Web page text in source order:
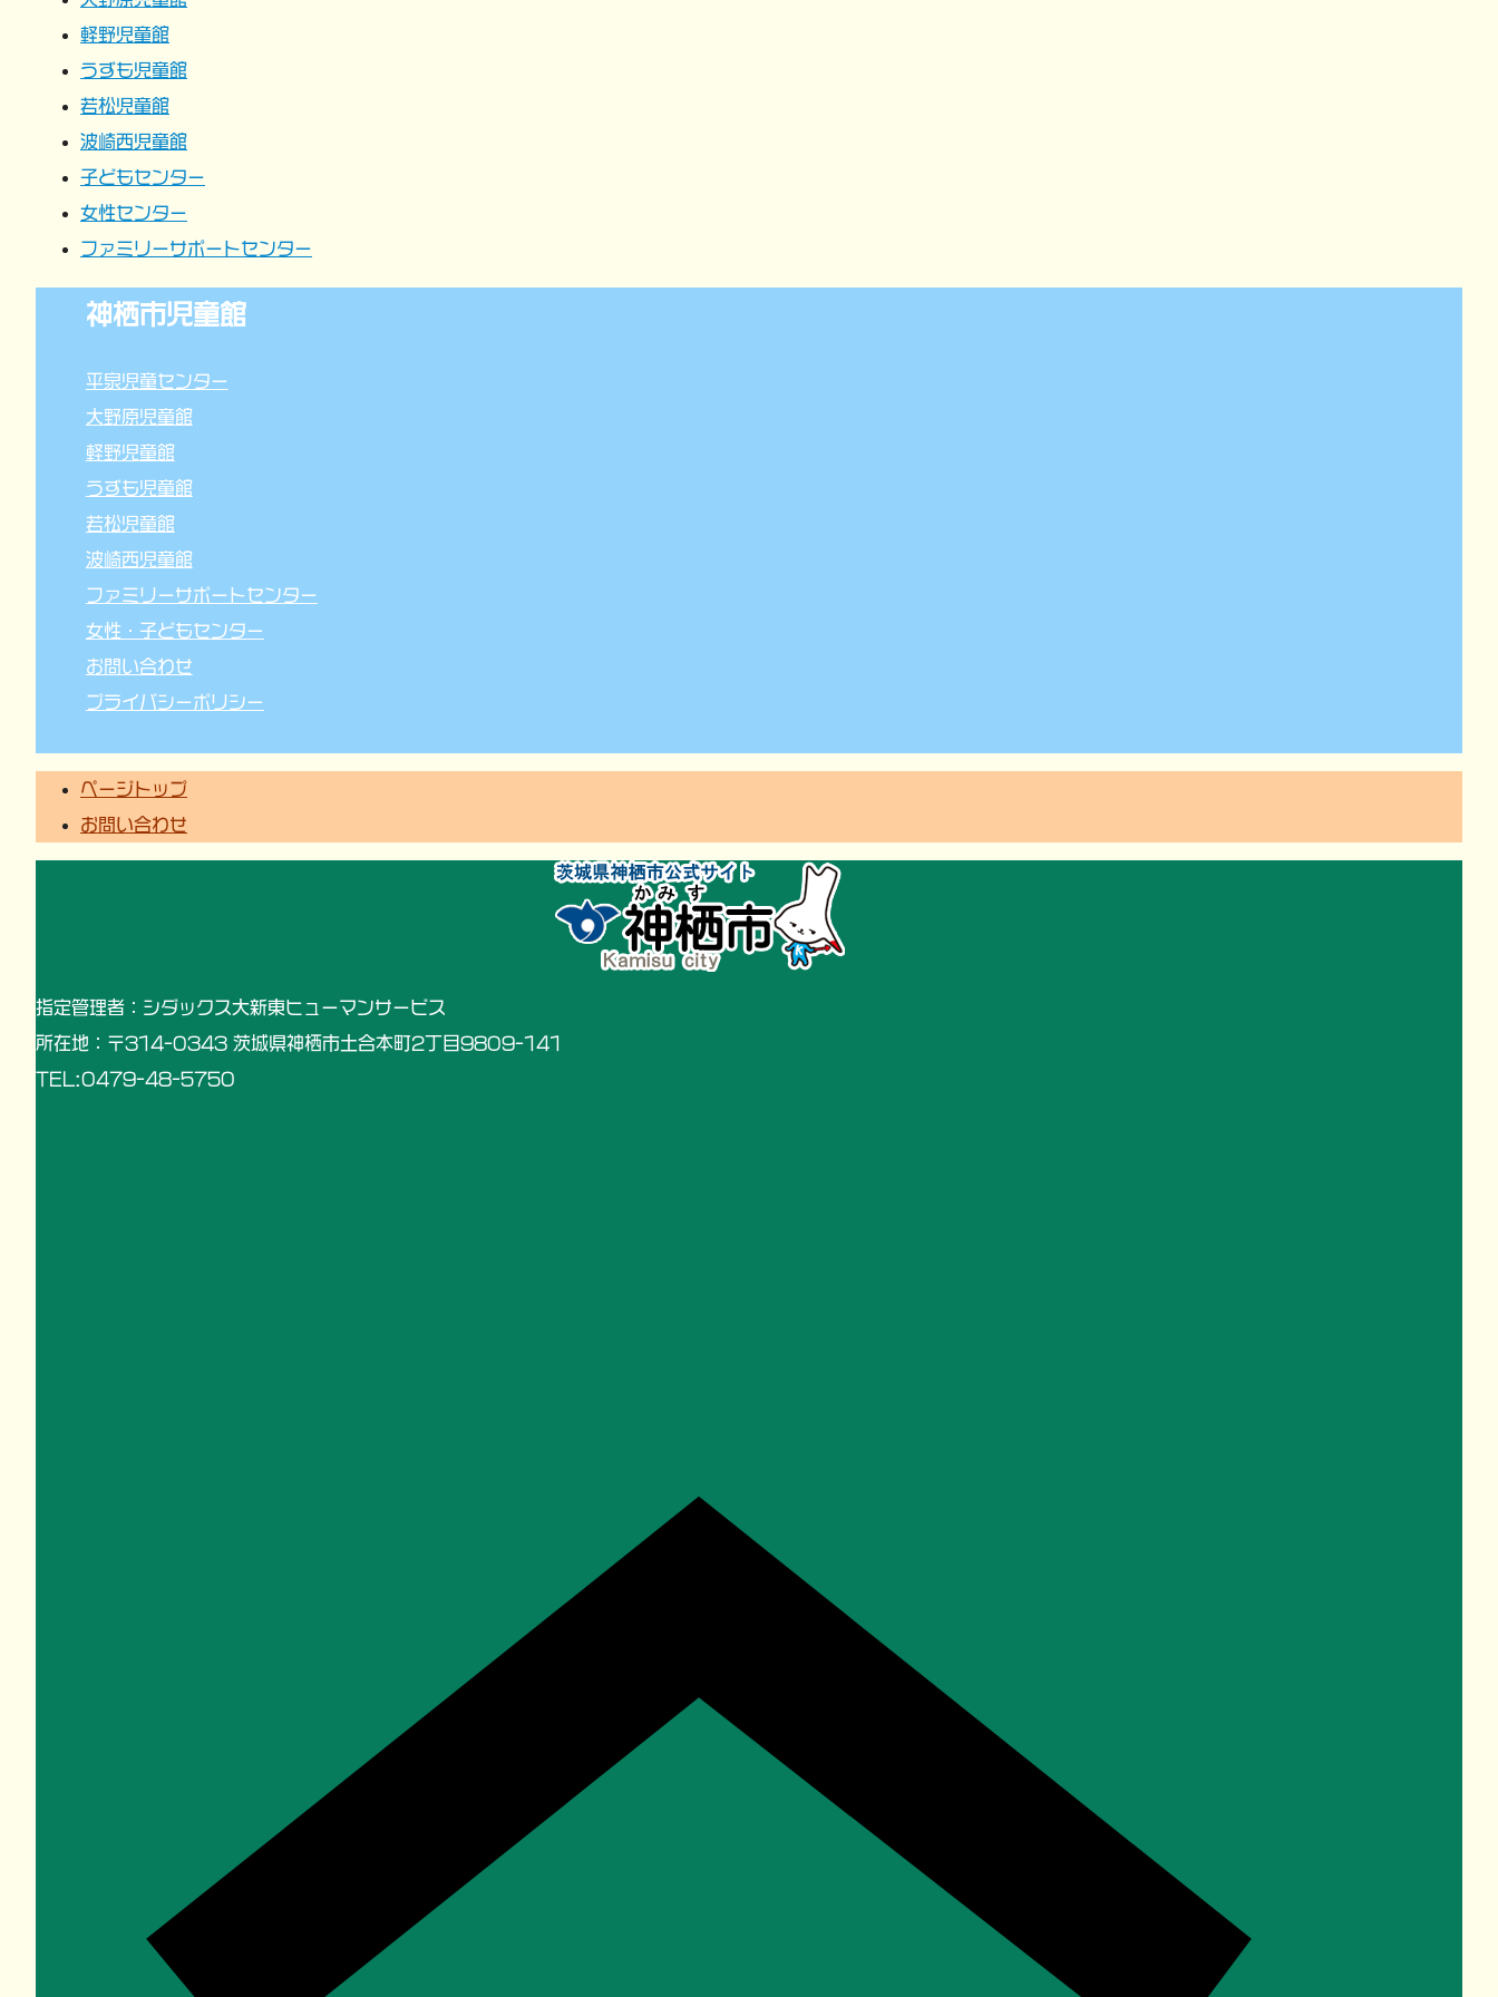
軽野児童館
うずも児童館
若松児童館
波崎西児童館
子どもセンター
女性センター
ファミリーサポートセンター
神栖市児童館
平泉児童センター
大野原児童館
軽野児童館
うずも児童館
若松児童館
波崎西児童館
ファミリーサポートセンター
女性・子どもセンター
お問い合わせ
プライバシーポリシー
ページトップ
お問い合わせ
指定管理者：シダックス大新東ヒューマンサービス
所在地：〒314-0343 茨城県神栖市土合本町2丁目9809-141
TEL:0479-48-5750